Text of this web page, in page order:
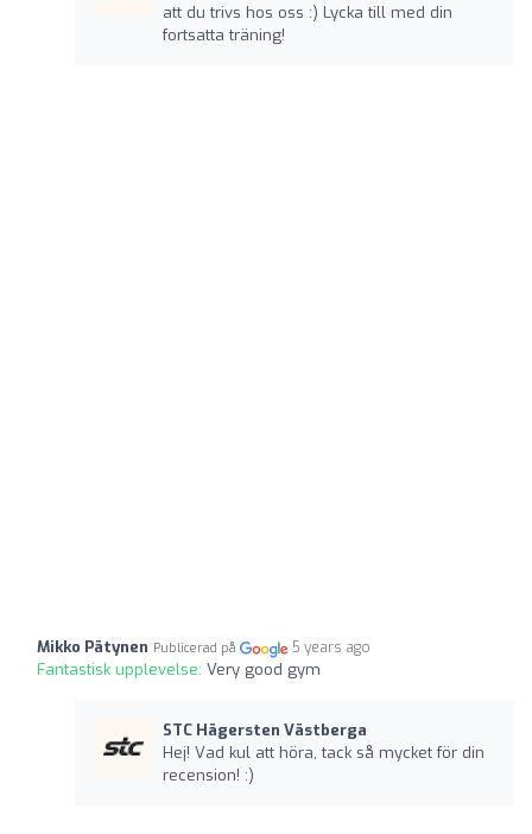
att du trivs hos oss :) Lycka till med din
fortsatta träning!
Mikko Pätynen Publicerad på 5 years ago
Fantastisk upplevelse: Very good gym
STC Hägersten Västberga
Hej! Vad kul att höra, tack så mycket för din
recension! :)